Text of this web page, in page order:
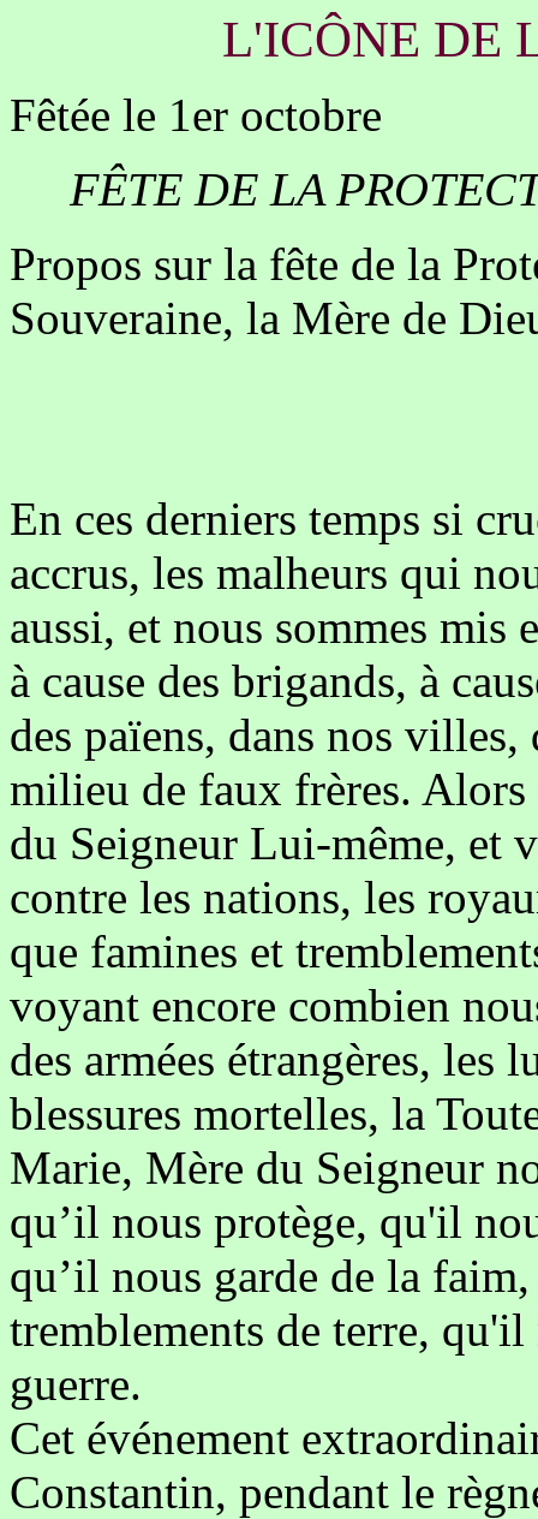
L'ICÔNE DE
Fêtée le 1er octobre
FÊTE DE LA
Propos sur la fête de la
Souveraine, la Mère de
En ces derniers temps si
accrus, les malheurs qui
aussi, et nous sommes
à cause des brigands, à
des païens, dans nos villes,
milieu de faux frères. Alors
du Seigneur Lui-même, et
contre les nations, les
que famines et
voyant encore combien
des armées étrangères, les
blessures mortelles, la
Marie, Mère du Seigneur
qu’il nous protège, qu'il
qu’il nous garde de la
tremblements de terre, qu'il
guerre.
Cet événement
Constantin, pendant le